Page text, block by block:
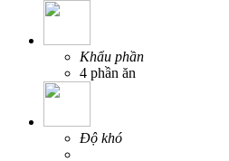
Khẩu phần
4 phần ăn
Độ khó